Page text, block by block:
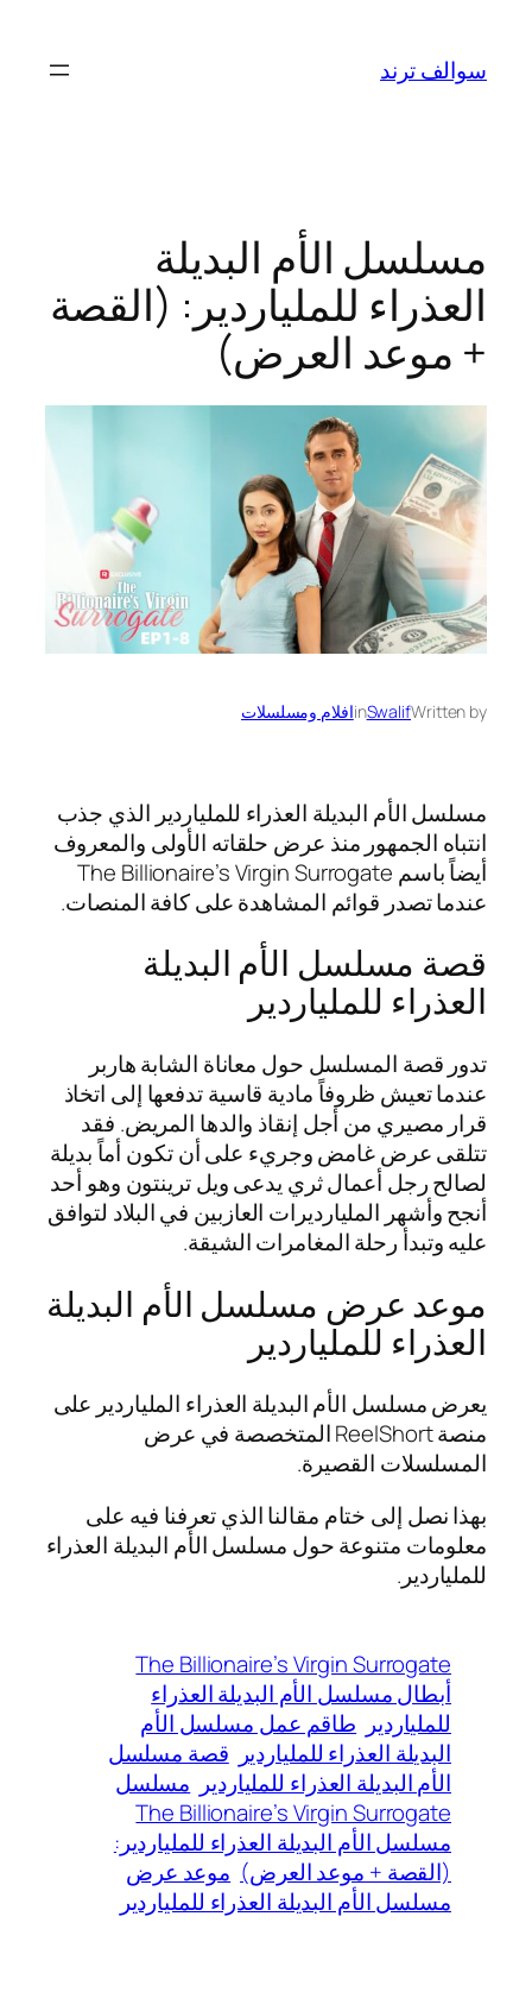
المحتوى
سوالف ترند
مسلسل الأم البديلة
العذراء للملياردير: (القصة
+ موعد العرض)
Written by
Swalif
inافلام ومسلسلات
مسلسل الأم البديلة العذراء للملياردير الذي جذب
انتباه الجمهور منذ عرض حلقاته الأولى والمعروف
أيضاً باسم The Billionaire’s Virgin Surrogate
عندما تصدر قوائم المشاهدة على كافة المنصات.
قصة مسلسل الأم البديلة
العذراء للملياردير
تدور قصة المسلسل حول معاناة الشابة هاربر
عندما تعيش ظروفاً مادية قاسية تدفعها إلى اتخاذ
قرار مصيري من أجل إنقاذ والدها المريض. فقد
تتلقى عرض غامض وجريء على أن تكون أماً بديلة
لصالح رجل أعمال ثري يدعى ويل ترينتون وهو أحد
أنجح وأشهر المليارديرات العازبين في البلاد لتوافق
عليه وتبدأ رحلة المغامرات الشيقة.
موعد عرض مسلسل الأم البديلة
العذراء للملياردير
يعرض مسلسل الأم البديلة العذراء الملياردير على
منصة ReelShort المتخصصة في عرض
المسلسلات القصيرة.
بهذا نصل إلى ختام مقالنا الذي تعرفنا فيه على
معلومات متنوعة حول مسلسل الأم البديلة العذراء
للملياردير.
The Billionaire’s Virgin Surrogate
أبطال مسلسل الأم البديلة العذراء
للملياردير طاقم عمل مسلسل الأم
البديلة العذراء للملياردير قصة مسلسل
الأم البديلة العذراء للملياردير مسلسل
The Billionaire’s Virgin Surrogate
مسلسل الأم البديلة العذراء للملياردير:
(القصة + موعد العرض) موعد عرض
مسلسل الأم البديلة العذراء للملياردير